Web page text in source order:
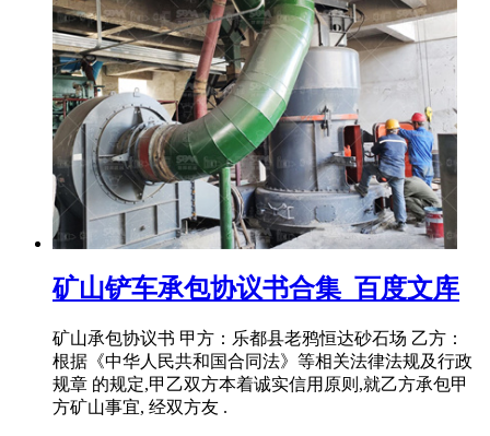
矿山铲车承包协议书合集_百度文库
矿山承包协议书 甲方：乐都县老鸦恒达砂石场 乙方：
根据《中华人民共和国合同法》等相关法律法规及行政
规章 的规定,甲乙双方本着诚实信用原则,就乙方承包甲
方矿山事宜, 经双方友 .